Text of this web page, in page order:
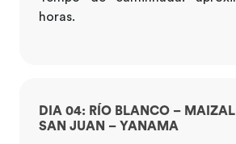
horas.
DIA 04: RÍO BLANCO –
SAN JUAN – YANAMA